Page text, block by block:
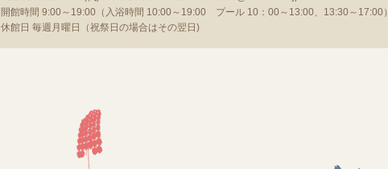
開館時間 9:00～19:00（入浴時間 10:00～19:00 プール 10：00～13:00、13:30～17:00）
休館日 毎週月曜日（祝祭日の場合はその翌日)